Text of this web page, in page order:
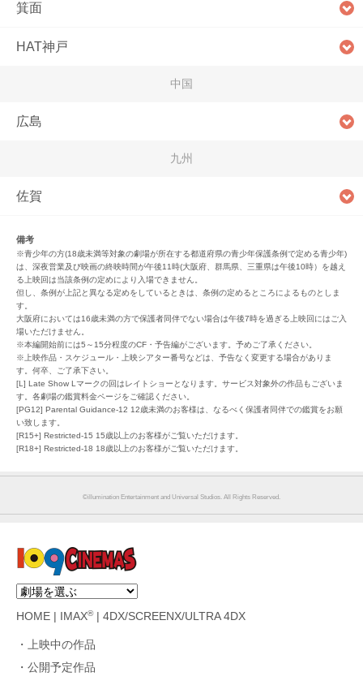
箕面
HAT神戸
中国
広島
九州
佐賀
備考
※青少年の方(18歳未満等対象の劇場が所在する都道府県の青少年保護条例で定める青少年)
は、深夜営業及び映画の終映時間が午後11時(大阪府、群馬県、三重県は午後10時）を越え
る上映回は当該条例の定めにより入場できません。
但し、条例が上記と異なる定めをしているときは、条例の定めるところによるものとしま
す。
大阪府においては16歳未満の方で保護者同伴でない場合は午後7時を過ぎる上映回にはご入
場いただけません。
※本編開始前には5～15分程度のCF・予告編がございます。予めご了承ください。
※上映作品・スケジュール・上映シアター番号などは、予告なく変更する場合がありま
す。何卒、ご了承下さい。
[L] Late Show Lマークの回はレイトショーとなります。サービス対象外の作品もございま
す。各劇場の鑑賞料金ページをご確認ください。
[PG12] Parental Guidance-12 12歳未満のお客様は、なるべく保護者同伴での鑑賞をお願
い致します。
[R15+] Restricted-15 15歳以上のお客様がご覧いただけます。
[R18+] Restricted-18 18歳以上のお客様がご覧いただけます。
©︎illumination Entertainment and Universal Studios. All Rights Reserved.
HOME IMAX®| 4DX/SCREENX/ULTRA 4DX
上映中の作品
公開予定作品